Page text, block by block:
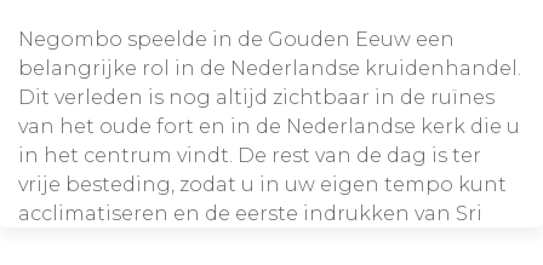
Negombo speelde in de Gouden Eeuw een
belangrijke rol in de Nederlandse kruidenhandel.
Dit verleden is nog altijd zichtbaar in de ruïnes
van het oude fort en in de Nederlandse kerk die u
in het centrum vindt. De rest van de dag is ter
vrije besteding, zodat u in uw eigen tempo kunt
acclimatiseren en de eerste indrukken van Sri